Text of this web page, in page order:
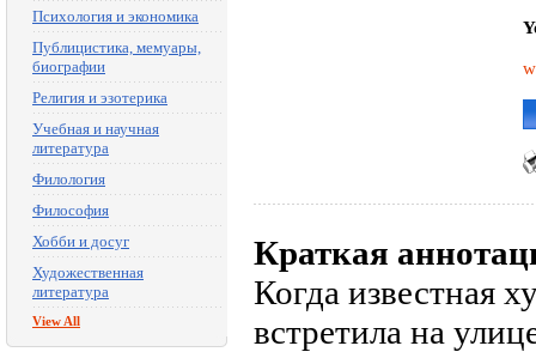
Психология и экономика
Публицистика, мемуары,
биографии
Религия и эзотерика
Учебная и научная
литература
Филология
Философия
Хобби и досуг
Художественная
литература
View All
Краткая
Когда известная
встретила на